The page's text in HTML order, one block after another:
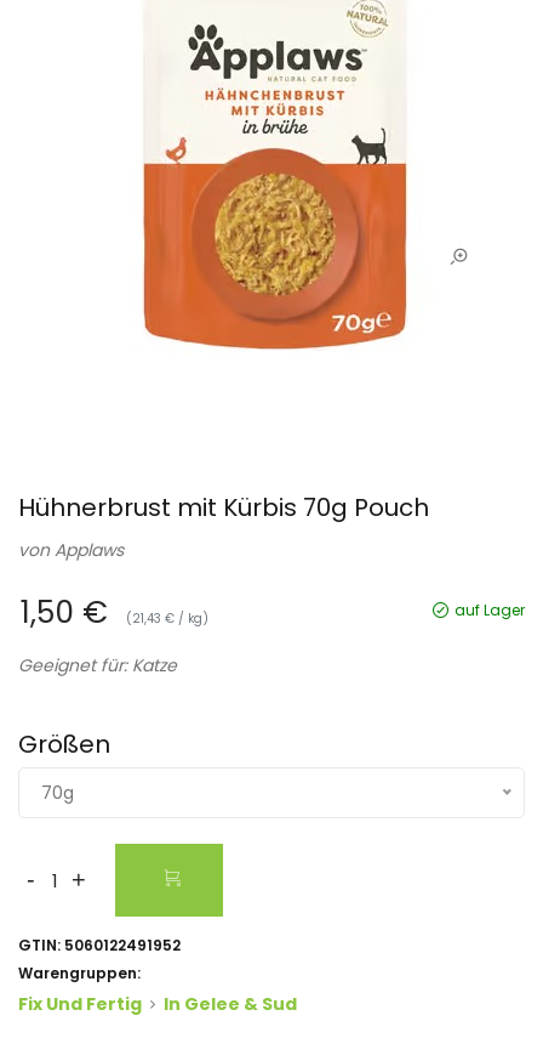
Hühnerbrust mit Kürbis 70g Pouch
vonApplaws
1,50 € (21,43 € / kg) auf Lager
Geeignet für: Katze
Größen
70g
- +
GTIN: 5060122491952
Warengruppen:
Fix Und Fertig In Gelee & Sud